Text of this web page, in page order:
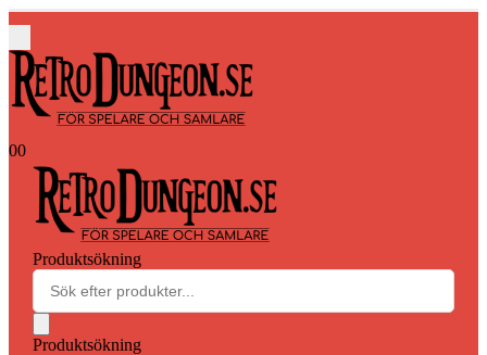
00
Produktsökning
Produktsökning